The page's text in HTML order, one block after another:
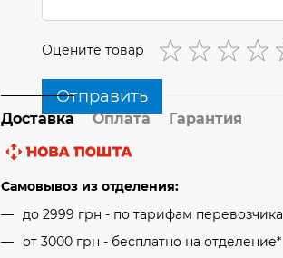
Оцените товар
Отправить
Доставка Оплата Гарантия
Самовывоз из отделения:
до 2999 грн - по тарифам перевозчика
от 3000 грн - бесплатно на отделение*